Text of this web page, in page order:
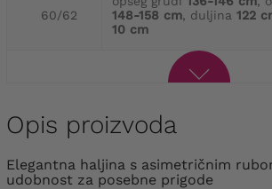
60/62
148-158 cm, duljina 122
10 cm
Opis proizvoda
Elegantna haljina s asimetričnim rubom – suptilan sjaj i
udobnost za posebne prigode